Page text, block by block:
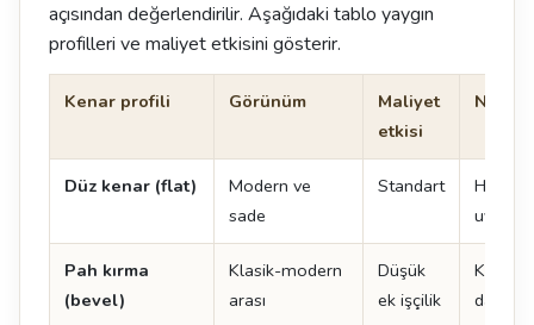
açısından değerlendirilir. Aşağıdaki tablo yaygın
profilleri ve maliyet etkisini gösterir.
Kenar profili Görünüm
Maliyet
etkisi
Not
Düz kenar (flat)
Modern ve
sade
Standart
Her
Pah kırma
(bevel)
Klasik-modern
arası
Düşük
ek işçilik
Kenar